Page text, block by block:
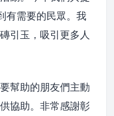
有需要的民眾。我
引玉，吸引更多人
幫助的朋友們主動
協助。非常感謝彰